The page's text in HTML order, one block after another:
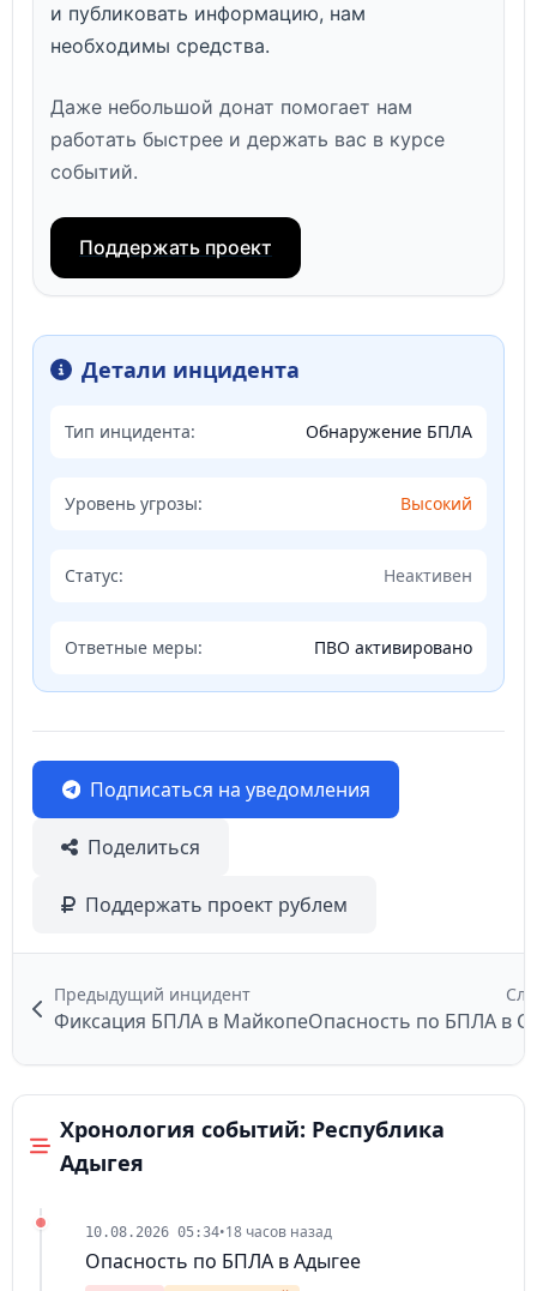
и публиковать информацию, нам
необходимы средства.
Даже небольшой донат помогает нам
работать быстрее и держать вас в курсе
событий.
Поддержать проект
Детали инцидента
Тип инцидента: Обнаружение БПЛА
Уровень угрозы: Высокий
Статус: Неактивен
Ответные меры: ПВО активировано
Подписаться на уведомления
Поделиться
Поддержать проект рублем
Предыдущий инцидент
Фиксация БПЛА в Майкопе
Хронология событий: Республика
Адыгея
10.08.2026 05:34•18 часов назад
Опасность по БПЛА в Адыгее